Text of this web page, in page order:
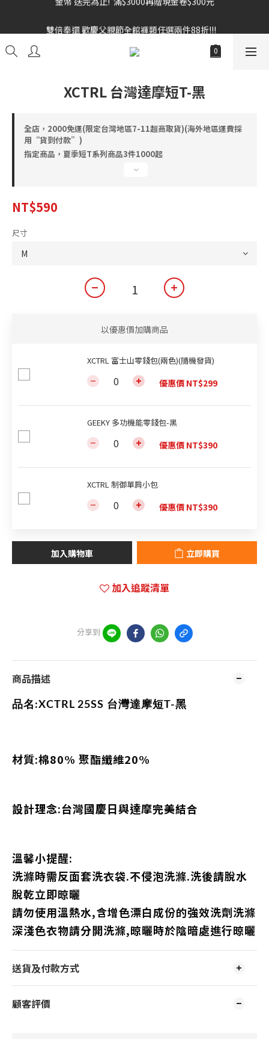
XCTRL 台灣達摩短T-黑
全店，2000免運(限定台灣地區7-11超商取貨)(海外地區運費採
用“貨到付款”)
指定商品，夏季短T系列商品3件1000起
NT$590
尺寸
以優惠價加購商品
XCTRL 富士山零錢包(兩色)(隨機發貨)
優惠價 NT$299
GEEKY 多功機能零錢包-黑
優惠價 NT$390
XCTRL 制御單肩小包
優惠價 NT$390
加入購物車 立即購買
加入追蹤清單
分享到
商品描述
品名:XCTRL 25SS 台灣達摩短T-黑
材質:棉80% 聚酯纖維20%
設計理念:台灣國慶日與達摩完美結合
溫馨小提醒:
洗滌時需反面套洗衣袋.不侵泡洗滌.洗後請脫水
脫乾立即晾曬
請勿使用溫熱水,含增色漂白成份的強效洗劑洗滌
深淺色衣物請分開洗滌,晾曬時於陰暗處進行晾曬
送貨及付款方式
顧客評價